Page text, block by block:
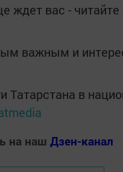
ждет вас - читайте
важным и
Татарстана в
на наш Дзен-канал